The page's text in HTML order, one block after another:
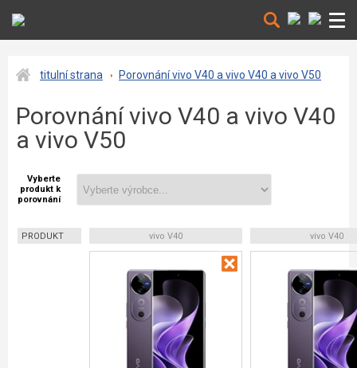
titulní strana Porovnání vivo V40 a vivo V40 a vivo V50
Porovnání vivo V40 a vivo V40
a vivo V50
Vyberte
produkt k
porovnání
PRODUKT vivo V40 vivo V40